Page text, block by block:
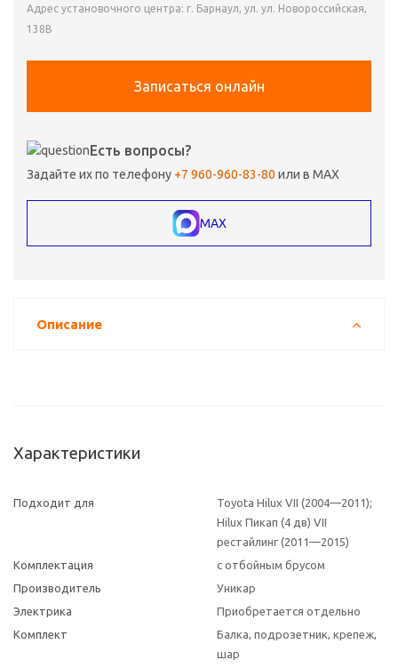
Адрес установочного центра: г. Барнаул, ул. ул. Новороссийская,
138В
Записаться онлайн
Есть вопросы?
Задайте их по телефону +7 960-960-83-80 или в MAX
MAX
Описание
Характеристики
Подходит для
Toyota Hilux VII (2004—2011);
Hilux Пикап (4 дв) VII
рестайлинг (2011—2015)
Комплектация
с отбойным брусом
Производитель
Уникар
Электрика
Приобретается отдельно
Комплект
Балка, подрозетник, крепеж,
шар